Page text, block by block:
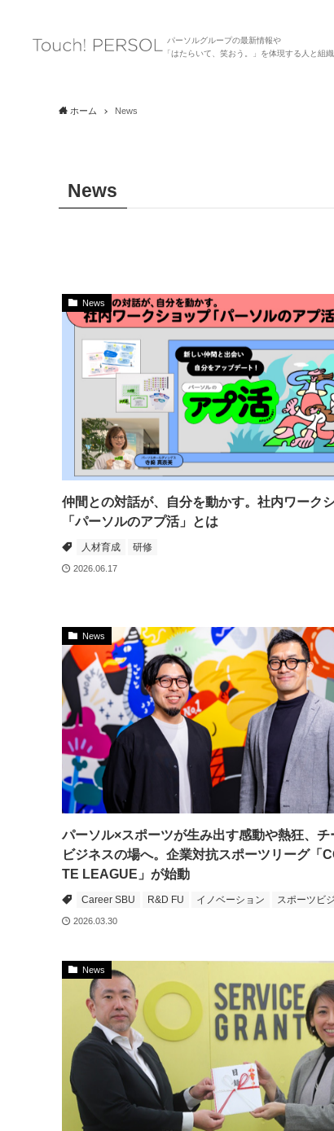
パーソルグループの最新情報や
「はたらいて、笑おう。」を体現する人と組
ホーム News
News
News
仲間との対話が、自分を動かす。社内ワーク
「パーソルのアプ活」とは
人材育成 研修
2026.06.17
News
パーソル×スポーツが生み出す感動や熱狂、チ
ビジネスの場へ。企業対抗スポーツリーグ「
TE LEAGUE」が始動
Career SBU R&D FU イノベーション スポーツビ
2026.03.30
News